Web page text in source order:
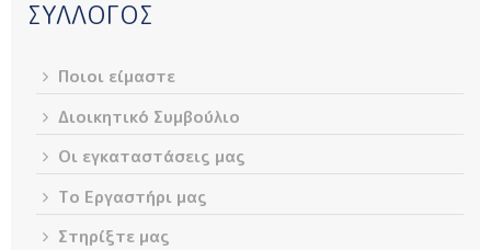
ΣΥΛΛΟΓΟΣ
Ποιοι είμαστε
Διοικητικό Συμβούλιο
Οι εγκαταστάσεις μας
Το Εργαστήρι μας
Στηρίξτε μας